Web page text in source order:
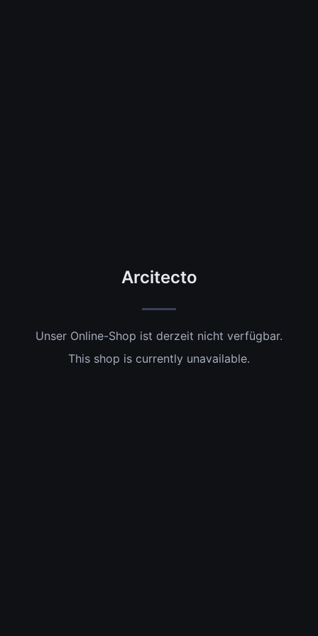
Arcitecto
Unser Online-Shop ist derzeit nicht verfügbar.
This shop is currently unavailable.